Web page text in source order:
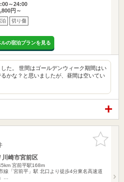
～24:00
円～
泊 切り傷
の宿泊プランを見る
た。 世間はゴールデンウィーク期間はい
かな？と思いましたが、昼間は空いてい
お気に入
りに追加
川崎市宮前区
宮前平駅168m
線「宮前平」駅 北口より徒歩4分東名高速道
…